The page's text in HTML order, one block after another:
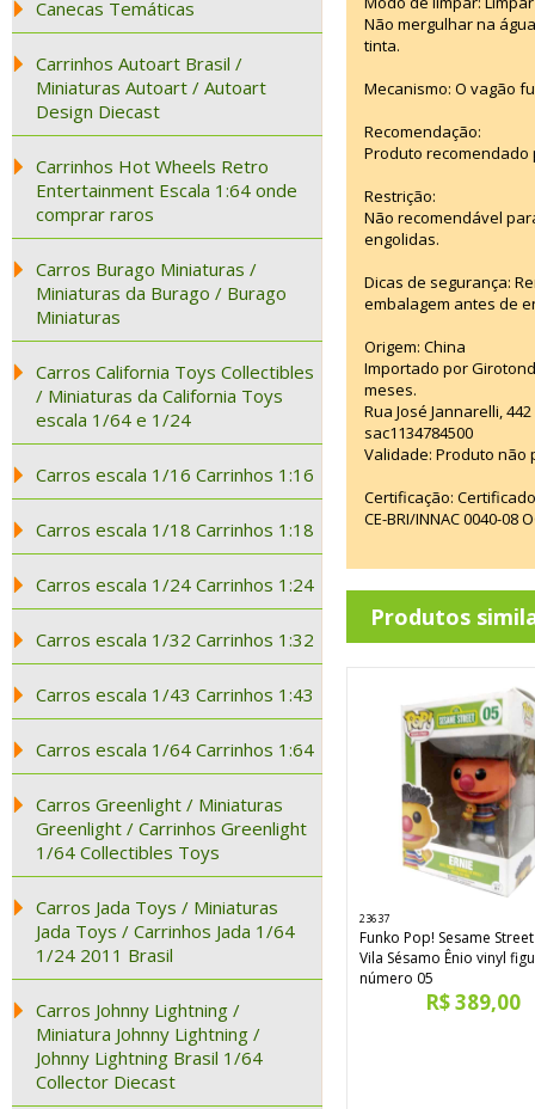
Canecas Temáticas
Carrinhos Autoart Brasil /
Miniaturas Autoart / Autoart
Design Diecast
Carrinhos Hot Wheels Retro
Entertainment Escala 1:64 onde
comprar raros
Carros Burago Miniaturas /
Miniaturas da Burago / Burago
Miniaturas
Carros California Toys Collectibles
/ Miniaturas da California Toys
escala 1/64 e 1/24
Carros escala 1/16 Carrinhos 1:16
Carros escala 1/18 Carrinhos 1:18
Carros escala 1/24 Carrinhos 1:24
Carros escala 1/32 Carrinhos 1:32
Carros escala 1/43 Carrinhos 1:43
Carros escala 1/64 Carrinhos 1:64
Carros Greenlight / Miniaturas
Greenlight / Carrinhos Greenlight
1/64 Collectibles Toys
Carros Jada Toys / Miniaturas
Jada Toys / Carrinhos Jada 1/64
1/24 2011 Brasil
Carros Johnny Lightning /
Miniatura Johnny Lightning /
Johnny Lightning Brasil 1/64
Collector Diecast
Não mergulhar na
tinta.
Mecanismo: O vagão
Recomendação:
Produto recomendado
Restrição:
Não recomendável
engolidas.
Dicas de segurança:
embalagem antes de
Origem: China
Importado por
meses.
Rua José Jannarelli,
sac1134784500
Validade: Produto não
Certificação:
CE-BRI/INNAC 0040-
Produtos
23637
Funko Pop! Sesame
Vila Sésamo Ênio vinyl
número 05
R$ 389,00